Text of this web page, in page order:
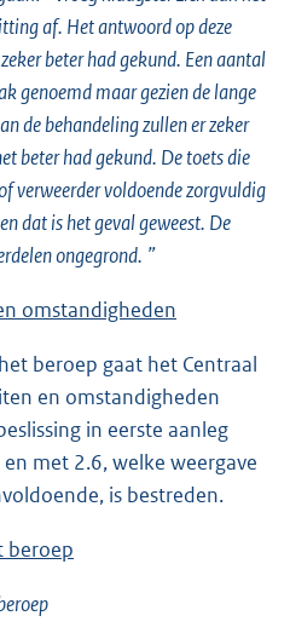
af. Het antwoord op deze
beter had gekund. Een aantal
genoemd maar gezien de lange
de behandeling zullen er zeker
beter had gekund. De toets die
verweerder voldoende zorgvuldig
dat is het geval geweest. De
ongegrond. ”
omstandigheden
beroep gaat het Centraal
en omstandigheden
in eerste aanleg
met 2.6, welke weergave
is bestreden.
beroep